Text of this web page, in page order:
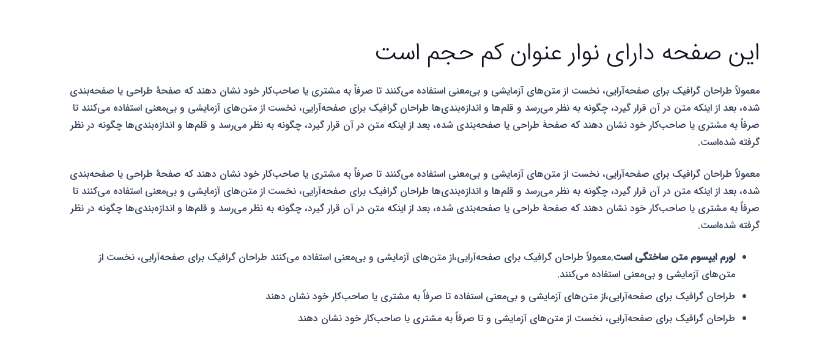
این صفحه دارای نوار عنوان کم حجم است
معمولاً طراحان گرافیک برای صفحه‌آرایی، نخست از متن‌های آزمایشی و بی‌معنی استفاده می‌کنند تا صرفاً به مشتری یا صاحب‌کار خود نشان دهند که صفحهٔ طراحی یا صفحه‌بندی
شده، بعد از اینکه متن در آن قرار گیرد، چگونه به نظر می‌رسد و قلم‌ها و اندازه‌بندی‌ها طراحان گرافیک برای صفحه‌آرایی، نخست از متن‌های آزمایشی و بی‌معنی استفاده می‌کنند تا
صرفاً به مشتری یا صاحب‌کار خود نشان دهند که صفحهٔ طراحی یا صفحه‌بندی شده، بعد از اینکه متن در آن قرار گیرد، چگونه به نظر می‌رسد و قلم‌ها و اندازه‌بندی‌ها چگونه در نظر
گرفته شده‌است.
معمولاً طراحان گرافیک برای صفحه‌آرایی، نخست از متن‌های آزمایشی و بی‌معنی استفاده می‌کنند تا صرفاً به مشتری یا صاحب‌کار خود نشان دهند که صفحهٔ طراحی یا صفحه‌بندی
شده، بعد از اینکه متن در آن قرار گیرد، چگونه به نظر می‌رسد و قلم‌ها و اندازه‌بندی‌ها طراحان گرافیک برای صفحه‌آرایی، نخست از متن‌های آزمایشی و بی‌معنی استفاده می‌کنند تا
صرفاً به مشتری یا صاحب‌کار خود نشان دهند که صفحهٔ طراحی یا صفحه‌بندی شده، بعد از اینکه متن در آن قرار گیرد، چگونه به نظر می‌رسد و قلم‌ها و اندازه‌بندی‌ها چگونه در نظر
گرفته شده‌است.
لورم ایپسوم متن ساختگی است.معمولاً طراحان گرافیک برای صفحه‌آرایی،از متن‌های آزمایشی و بی‌معنی استفاده می‌کنند طراحان گرافیک برای صفحه‌آرایی، نخست از
متن‌های آزمایشی و بی‌معنی استفاده می‌کنند.
طراحان گرافیک برای صفحه‌آرایی،از متن‌های آزمایشی و بی‌معنی استفاده تا صرفاً به مشتری یا صاحب‌کار خود نشان دهند
طراحان گرافیک برای صفحه‌آرایی، نخست از متن‌های آزمایشی و تا صرفاً به مشتری یا صاحب‌کار خود نشان دهند